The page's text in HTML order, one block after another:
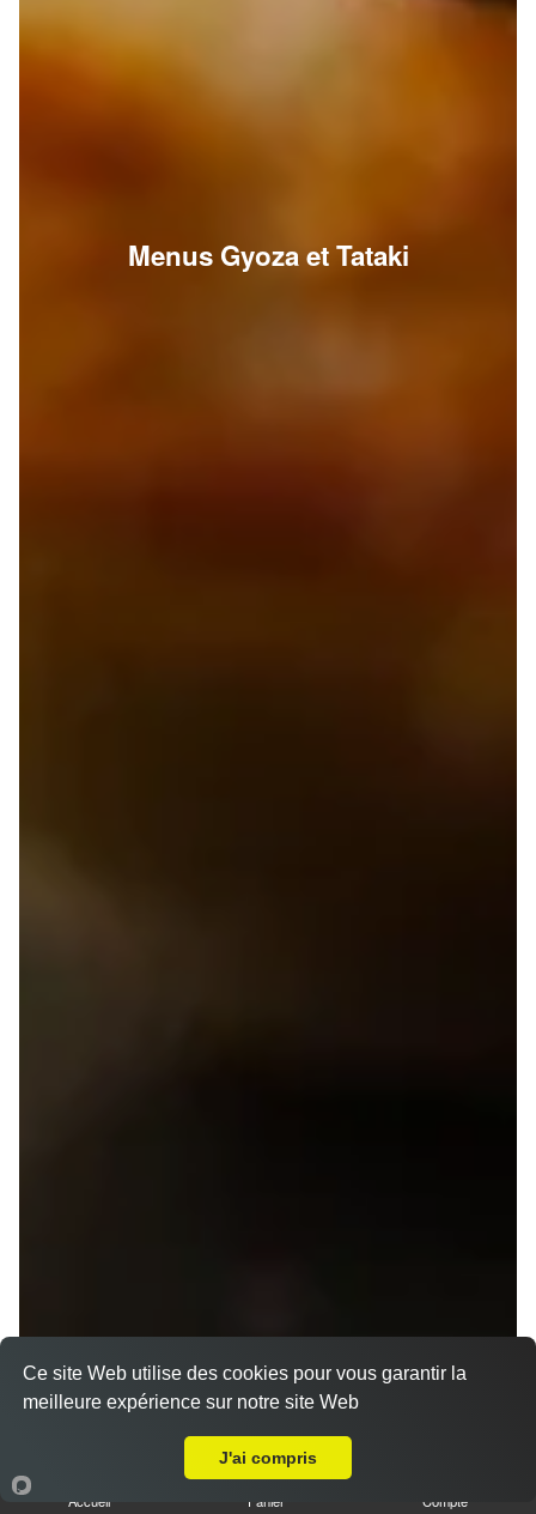
Menus Gyoza et Tataki
Accueil Panier Compte
Ce site Web utilise des cookies pour vous garantir la
meilleure expérience sur notre site Web
J'ai compris